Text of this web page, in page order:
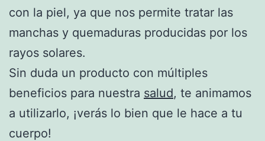
con la piel, ya que nos permite tratar las
manchas y quemaduras producidas por los
rayos solares.
Sin duda un producto con múltiples
beneficios para nuestra salud, te animamos
a utilizarlo, ¡verás lo bien que le hace a tu
cuerpo!